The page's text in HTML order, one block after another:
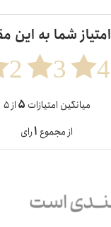
امتیاز شما به این
4
3
2
میانگین امتیازات ۵از ۵
از مجموع۱رای